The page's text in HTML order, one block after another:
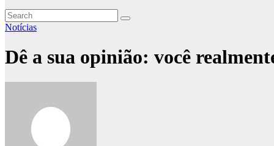
Notícias
Dê a sua opinião: você